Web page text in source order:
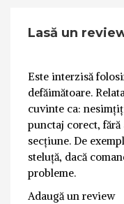
Lasă un
Este interzisă
defăimătoare.
cuvinte ca:
punctaj corect, fără
secțiune. De
steluță, dacă
probleme.
Adaugă un review